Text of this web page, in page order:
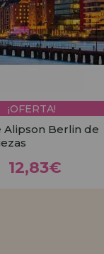
¡OFERTA!
Alipson Berlin de
12,83€